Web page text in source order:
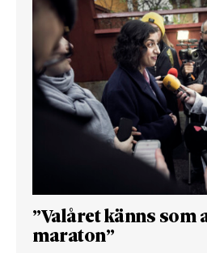
”Valåret känns som
maraton”